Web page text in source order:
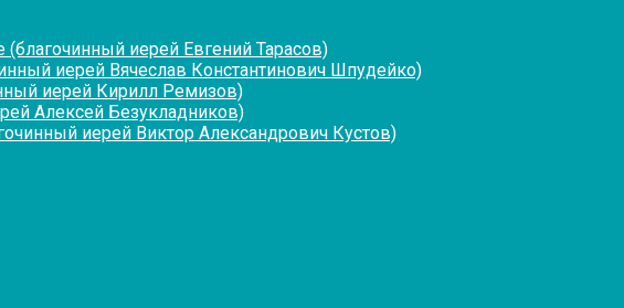
иерей Евгений Тарасов)
иерей Вячеслав Константинович Шпудейко)
иерей Кирилл Ремизов)
Алексей Безукладников)
иерей Виктор Александрович Кустов)